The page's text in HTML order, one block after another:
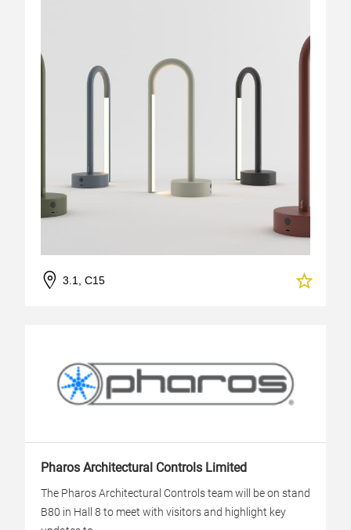
3.1, C15
Pharos Architectural Controls Limited
The Pharos Architectural Controls team will be on stand
B80 in Hall 8 to meet with visitors and highlight key